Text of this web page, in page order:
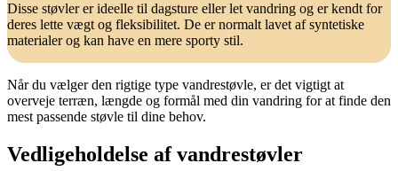
Disse støvler er ideelle til dagsture eller let vandring og er kendt for
deres lette vægt og fleksibilitet. De er normalt lavet af syntetiske
materialer og kan have en mere sporty stil.
Når du vælger den rigtige type vandrestøvle, er det vigtigt at
overveje terræn, længde og formål med din vandring for at finde den
mest passende støvle til dine behov.
Vedligeholdelse af vandrestøvler